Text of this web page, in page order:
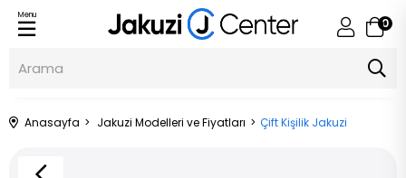
0
Menu
Anasayfa Jakuzi Modelleri ve Fiyatları Çift Kişilik Jakuzi